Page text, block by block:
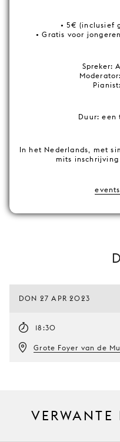
• 5€ (inclusief
• Gratis voor
Spreker:
Duur: een
In het Nederlands, met
mits
DON 27 APR 2023
18:30
Grote Foyer van de
VERWANTE